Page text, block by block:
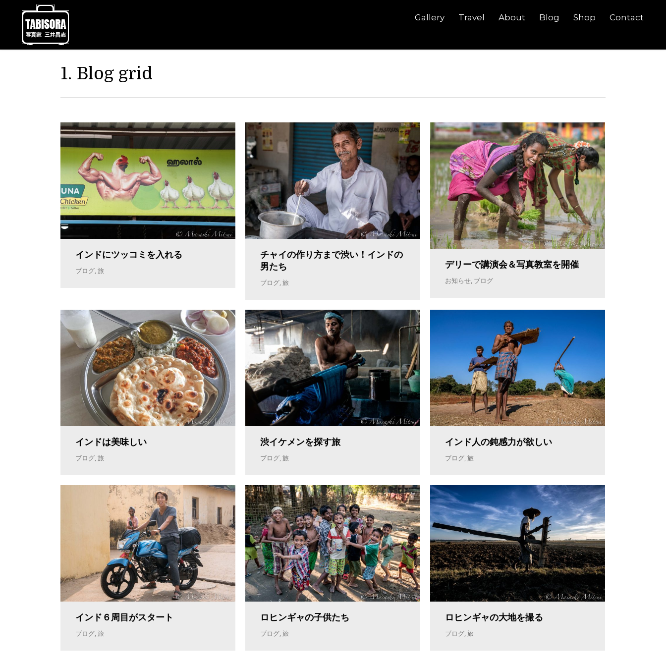
Gallery Travel About Blog Shop Contact
1. Blog grid
インドにツッコミを入れる
ブログ,旅
チャイの作り方まで渋い！インドの
男たち
ブログ,旅
デリーで講演会＆写真教室を開催
お知らせ, ブログ
インドは美味しい
ブログ,旅
渋イケメンを探す旅
ブログ,旅
インド人の鈍感力が欲しい
ブログ,旅
インド６周目がスタート
ブログ,旅
ロヒンギャの子供たち
ブログ,旅
ロヒンギャの大地を撮る
ブログ,旅